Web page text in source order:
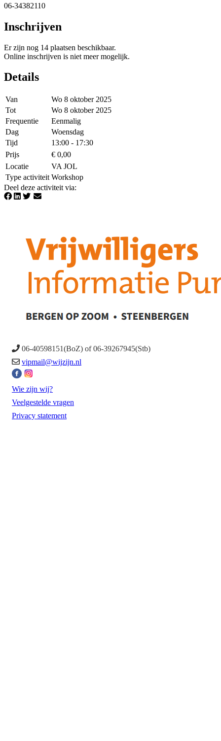
06-34382110
Inschrijven
Er zijn nog 14 plaatsen beschikbaar.
Online inschrijven is niet meer mogelijk.
Details
Van
Wo 8 oktober 2025
Tot
Wo 8 oktober 2025
Frequentie
Eenmalig
Dag
Woensdag
Tijd
13:00 - 17:30
Prijs
€ 0,00
Locatie
VA JOL
Type activiteit Workshop
Deel deze activiteit via:
06-40598151(BoZ) of 06-39267945(Stb)
vipmail@wijzijn.nl
Wie zijn wij?
Veelgestelde vragen
Privacy statement